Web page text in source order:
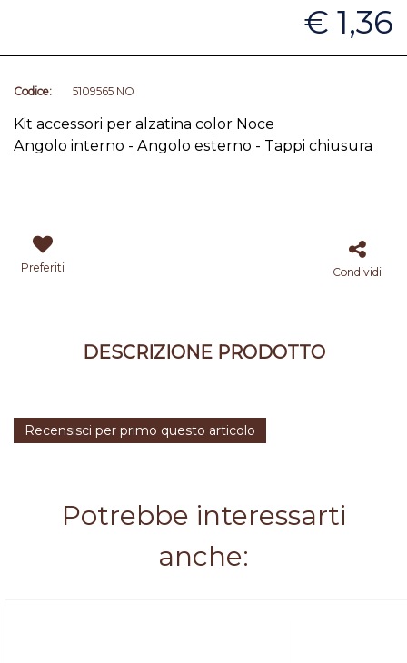
€ 1,36
Codice: 5109565 NO
Kit accessori per alzatina color Noce
Angolo interno - Angolo esterno - Tappi chiusura
Preferiti Condividi
DESCRIZIONE PRODOTTO
Recensisci per primo questo articolo
Potrebbe interessarti
anche: